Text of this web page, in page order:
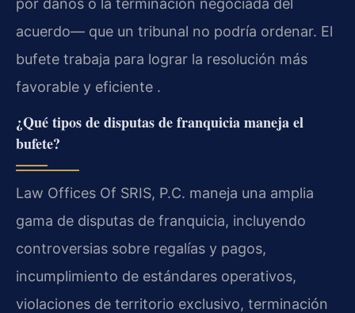
acuerdo— que un tribunal no podría ordenar. El
bufete trabaja para lograr la resolución más
favorable y eficiente .
¿Qué tipos de disputas de franquicia maneja el
bufete?
Law Offices Of SRIS, P.C. maneja una amplia
gama de disputas de franquicia, incluyendo
controversias sobre regalías y pagos,
incumplimiento de estándares operativos,
violaciones de territorio exclusivo, terminación